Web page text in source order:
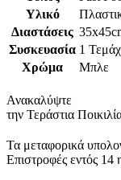
Υλικό
Διαστάσεις
Συσκευασία 1
Χρώμα
Μπλε
Ανακαλύψτε
την Τεράστια
Τα μεταφορικά
Επιστροφές εντός 14